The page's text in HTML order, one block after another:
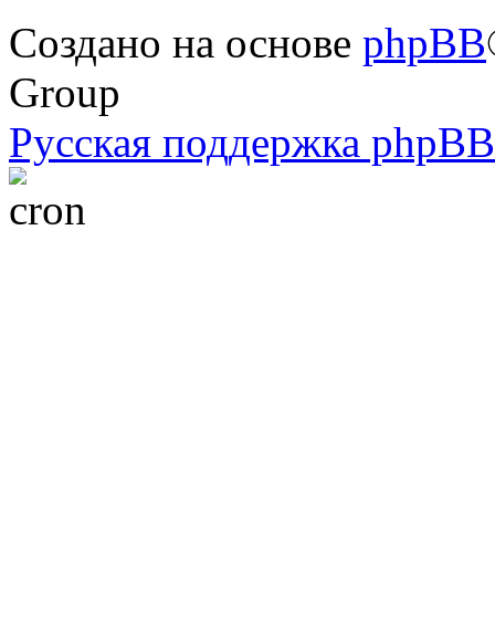
Создано на основе phpBB
Group
Русская поддержка phpBB